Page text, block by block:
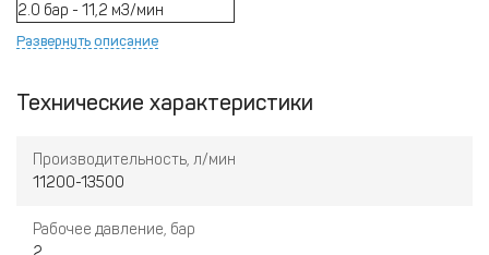
2.0 бар - 11,2 м3/мин
Развернуть описание
Технические характеристики
Производительность, л/мин
11200-13500
Рабочее давление, бар